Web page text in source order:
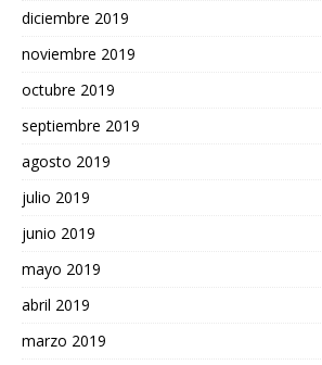
diciembre 2019
noviembre 2019
octubre 2019
septiembre 2019
agosto 2019
julio 2019
junio 2019
mayo 2019
abril 2019
marzo 2019